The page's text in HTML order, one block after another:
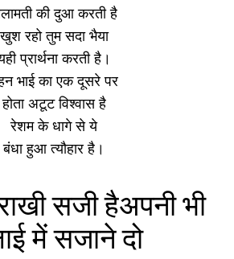
की दुआ करती है
खुश रहो तुम सदा भैया
प्रार्थना करती है।
भाई का एक दूसरे पर
होता अटूट विश्वास है
रेशम के धागे से ये
बंधा हुआ त्यौहार है।
सजी हैअपनी भी
में सजाने दो